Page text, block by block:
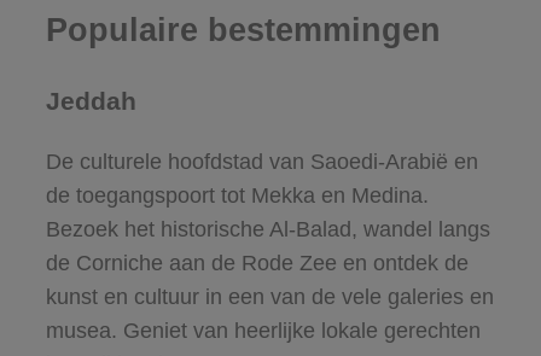
Populaire bestemmingen
Jeddah
De culturele hoofdstad van Saoedi-Arabië en
de toegangspoort tot Mekka en Medina.
Bezoek het historische Al-Balad, wandel langs
de Corniche aan de Rode Zee en ontdek de
kunst en cultuur in een van de vele galeries en
musea. Geniet van heerlijke lokale gerechten